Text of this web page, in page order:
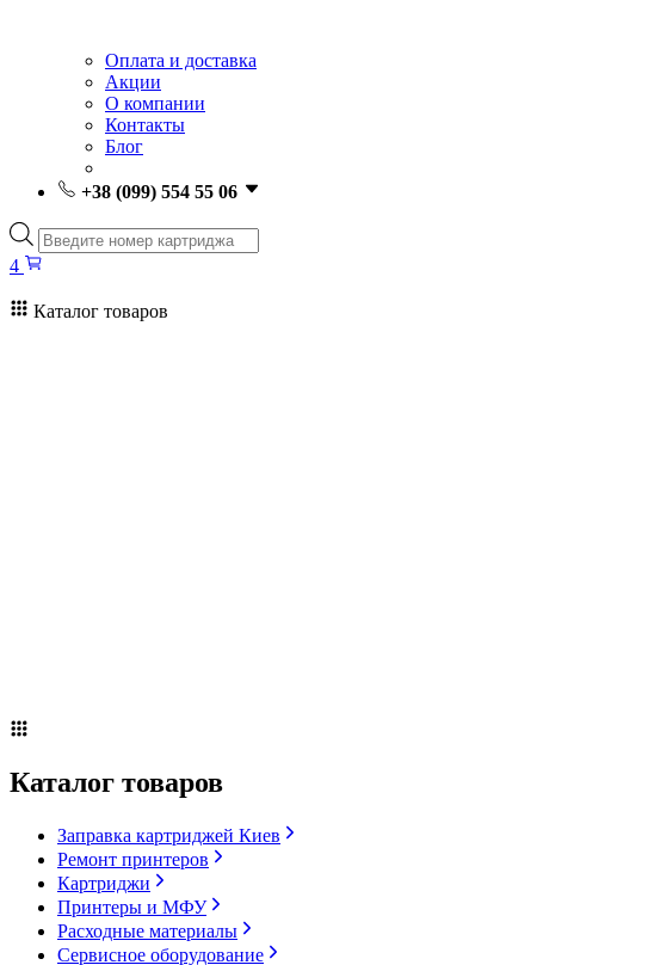
Оплата и доставка
Акции
О компании
Контакты
Блог
+38 (099) 554 55 06
Поиск
товаров
4
Каталог товаров
Каталог товаров
Заправка картриджей Киев
Ремонт принтеров
Картриджи
Принтеры и МФУ
Расходные материалы
Сервисное оборудование